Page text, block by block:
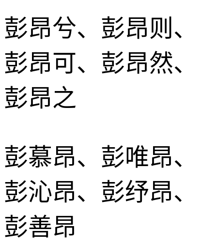
彭昂兮、彭昂则、
彭昂可、彭昂然、
彭昂之
彭慕昂、彭唯昂、
彭沁昂、彭纾昂、
彭善昂